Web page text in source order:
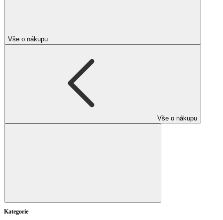
Vše o nákupu
Vše o nákupu
Kategorie